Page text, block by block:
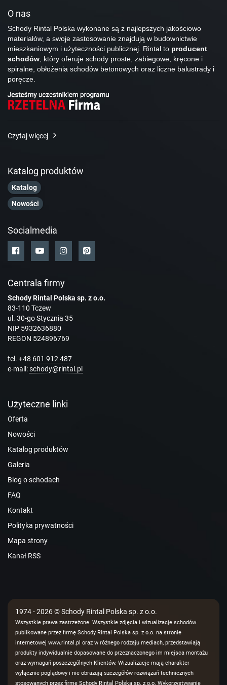
O nas
Schody Rintal Polska wykonane są z najlepszych jakościowo
materiałów, a swoje zastosowanie znajdują w budownictwie
mieszkaniowym i użyteczności publicznej. Rintal to producent
schodów, który oferuje schody proste, zabiegowe, kręcone i
spiralne, obłożenia schodów betonowych oraz liczne balustrady i
poręcze.
Czytaj więcej
Katalog produktów
Katalog
Nowości
Socialmedia
Centrala firmy
Schody Rintal Polska sp. z o.o.
83-110 Tczew
ul. 30-go Stycznia 35
NIP 5932636880
REGON 524896769
tel. +48 601 912 487
e-mail:schody@rintal.pl
Użyteczne linki
Oferta
Nowości
Katalog produktów
Galeria
Blog o schodach
FAQ
Kontakt
Polityka prywatności
Mapa strony
Kanał RSS
1974 - 2026 © Schody Rintal Polska sp. z o.o.
Wszystkie prawa zastrzeżone. Wszystkie zdjęcia i wizualizacje schodów
publikowane przez firmę Schody Rintal Polska sp. z o.o. na stronie
internetowej www.rintal.pl oraz w różnego rodzaju mediach, przedstawiają
produkty indywidualnie dopasowane do przeznaczonego im miejsca montażu
oraz wymagań poszczególnych Klientów. Wizualizacje mają charakter
wyłącznie poglądowy i nie obrazują szczegółów rozwiązań technicznych
stosowanych przez firmę Schody Rintal Polska sp. z o.o. Wykorzystywanie